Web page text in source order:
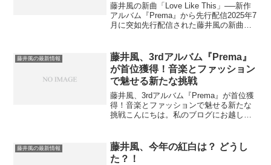
藤井風の新曲「Love Like This」──新作
アルバム『Prema』から先行配信2025年7
月に突如先行配信された藤井風の新曲
であり、そのタイ...
藤井風の最新情報
藤井風、3rdアルバム『Prema』
が首位獲得！音楽とファッション
で魅せる新たな挑戦
藤井風、3rdアルバム『Prema』が首位獲
得！音楽とファッションで魅せる新たな
挑戦こんにちは。私のブログにお越しく
リースとその快挙、そして彼が見せてく
れた新しい一...
藤井風の最新情報
藤井風、今年の紅白は？ どうし
た？！